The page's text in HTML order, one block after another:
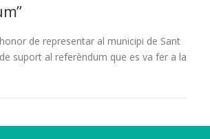
de representar al municipi de Sant
suport al referèndum que es va fer a la